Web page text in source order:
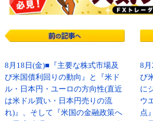
8月18日(金)■『主要な株式市場及
び米国債利回りの動向』と『米ド
ル・日本円・ユーロの方向性(直近
は米ドル買い・日本円売りの流
れ)』、そして『米国の金融政策へ
8
び
に
ウ
点